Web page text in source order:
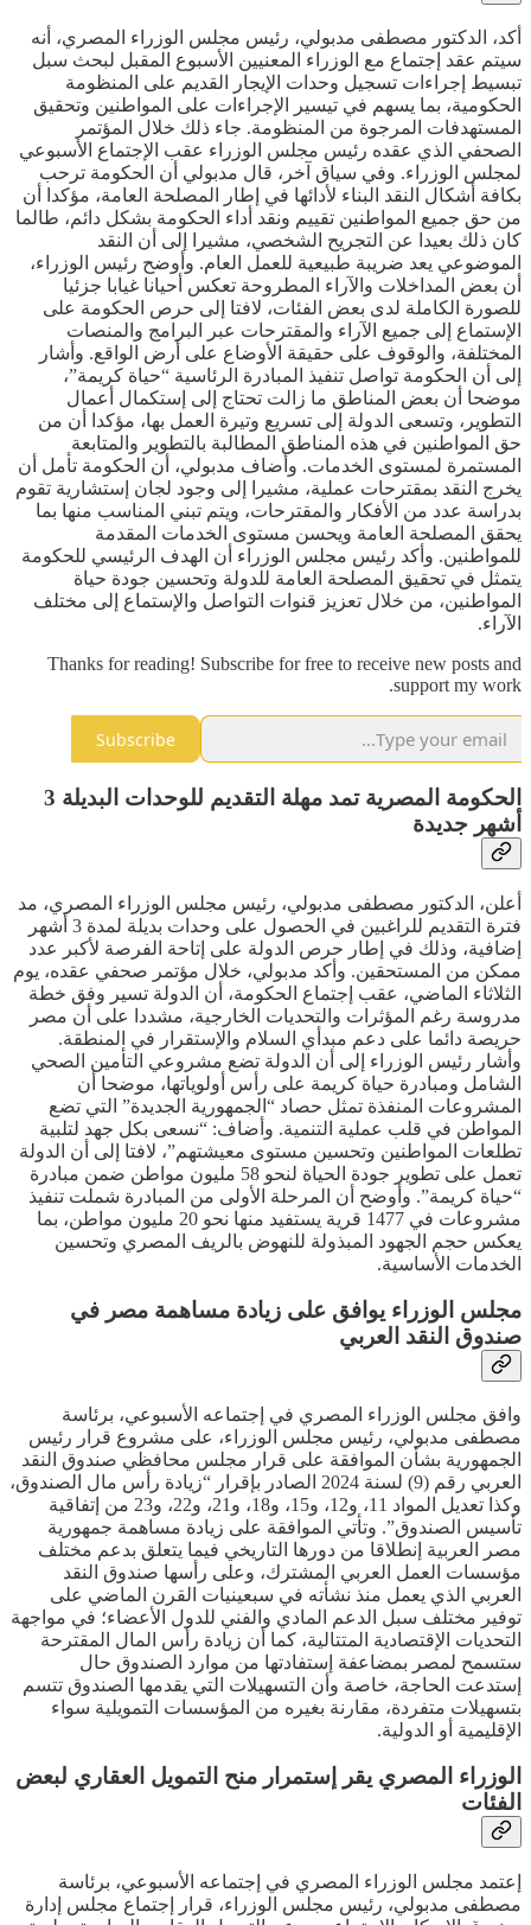
أكد، الدكتور مصطفى مدبولي، رئيس مجلس الوزراء المصري، أنه
سيتم عقد إجتماع مع الوزراء المعنيين الأسبوع المقبل لبحث سبل
تبسيط إجراءات تسجيل وحدات الإيجار القديم على المنظومة
الحكومية، بما يسهم في تيسير الإجراءات على المواطنين وتحقيق
المستهدفات المرجوة من المنظومة. جاء ذلك خلال المؤتمر
الصحفي الذي عقده رئيس مجلس الوزراء عقب الإجتماع الأسبوعي
لمجلس الوزراء. وفي سياق آخر، قال مدبولي أن الحكومة ترحب
بكافة أشكال النقد البناء لأدائها في إطار المصلحة العامة، مؤكدا أن
من حق جميع المواطنين تقييم ونقد أداء الحكومة بشكل دائم، طالما
كان ذلك بعيدا عن التجريح الشخصي، مشيرا إلى أن النقد
الموضوعي يعد ضريبة طبيعية للعمل العام. وأوضح رئيس الوزراء،
أن بعض المداخلات والآراء المطروحة تعكس أحيانا غيابا جزئيا
للصورة الكاملة لدى بعض الفئات، لافتا إلى حرص الحكومة على
الإستماع إلى جميع الآراء والمقترحات عبر البرامج والمنصات
المختلفة، والوقوف على حقيقة الأوضاع على أرض الواقع. وأشار
إلى أن الحكومة تواصل تنفيذ المبادرة الرئاسية “حياة كريمة”،
موضحا أن بعض المناطق ما زالت تحتاج إلى إستكمال أعمال
التطوير، وتسعى الدولة إلى تسريع وتيرة العمل بها، مؤكدا أن من
حق المواطنين في هذه المناطق المطالبة بالتطوير والمتابعة
المستمرة لمستوى الخدمات. وأضاف مدبولي، أن الحكومة تأمل أن
يخرج النقد بمقترحات عملية، مشيرا إلى وجود لجان إستشارية تقوم
بدراسة عدد من الأفكار والمقترحات، ويتم تبني المناسب منها بما
يحقق المصلحة العامة ويحسن مستوى الخدمات المقدمة
للمواطنين. وأكد رئيس مجلس الوزراء أن الهدف الرئيسي للحكومة
يتمثل في تحقيق المصلحة العامة للدولة وتحسين جودة حياة
المواطنين، من خلال تعزيز قنوات التواصل والإستماع إلى مختلف
الآراء.
Thanks for reading! Subscribe for free to receive new posts and
support my work.
Subscribe
الحكومة المصرية تمد مهلة التقديم للوحدات البديلة 3
أشهر جديدة
أعلن، الدكتور مصطفى مدبولي، رئيس مجلس الوزراء المصري، مد
فترة التقديم للراغبين في الحصول على وحدات بديلة لمدة 3 أشهر
إضافية، وذلك في إطار حرص الدولة على إتاحة الفرصة لأكبر عدد
ممكن من المستحقين. وأكد مدبولي، خلال مؤتمر صحفي عقده، يوم
الثلاثاء الماضي، عقب إجتماع الحكومة، أن الدولة تسير وفق خطة
مدروسة رغم المؤثرات والتحديات الخارجية، مشددا على أن مصر
حريصة دائما على دعم مبدأي السلام والإستقرار في المنطقة.
وأشار رئيس الوزراء إلى أن الدولة تضع مشروعي التأمين الصحي
الشامل ومبادرة حياة كريمة على رأس أولوياتها، موضحا أن
المشروعات المنفذة تمثل حصاد “الجمهورية الجديدة” التي تضع
المواطن في قلب عملية التنمية. وأضاف: “نسعى بكل جهد لتلبية
تطلعات المواطنين وتحسين مستوى معيشتهم”، لافتا إلى أن الدولة
تعمل على تطوير جودة الحياة لنحو 58 مليون مواطن ضمن مبادرة
“حياة كريمة”. وأوضح أن المرحلة الأولى من المبادرة شملت تنفيذ
مشروعات في 1477 قرية يستفيد منها نحو 20 مليون مواطن، بما
يعكس حجم الجهود المبذولة للنهوض بالريف المصري وتحسين
الخدمات الأساسية.
مجلس الوزراء يوافق على زيادة مساهمة مصر في
صندوق النقد العربي
وافق مجلس الوزراء المصري في إجتماعه الأسبوعي، برئاسة
مصطفى مدبولي، رئيس مجلس الوزراء، على مشروع قرار رئيس
الجمهورية بشأن الموافقة على قرار مجلس محافظي صندوق النقد
العربي رقم (9) لسنة 2024 الصادر بإقرار “زيادة رأس مال الصندوق،
وكذا تعديل المواد 11، و12، و15، و18، و21، و22، و23 من إتفاقية
تأسيس الصندوق”. وتأتي الموافقة على زيادة مساهمة جمهورية
مصر العربية إنطلاقا من دورها التاريخي فيما يتعلق بدعم مختلف
مؤسسات العمل العربي المشترك، وعلى رأسها صندوق النقد
العربي الذي يعمل منذ نشأته في سبعينيات القرن الماضي على
توفير مختلف سبل الدعم المادي والفني للدول الأعضاء؛ في مواجهة
التحديات الإقتصادية المتتالية، كما أن زيادة رأس المال المقترحة
ستسمح لمصر بمضاعفة إستفادتها من موارد الصندوق حال
إستدعت الحاجة، خاصة وأن التسهيلات التي يقدمها الصندوق تتسم
بتسهيلات متفردة، مقارنة بغيره من المؤسسات التمويلية سواء
الإقليمية أو الدولية.
الوزراء المصري يقر إستمرار منح التمويل العقاري لبعض
الفئات
إعتمد مجلس الوزراء المصري في إجتماعه الأسبوعي، برئاسة
مصطفى مدبولي، رئيس مجلس الوزراء، قرار إجتماع مجلس إدارة